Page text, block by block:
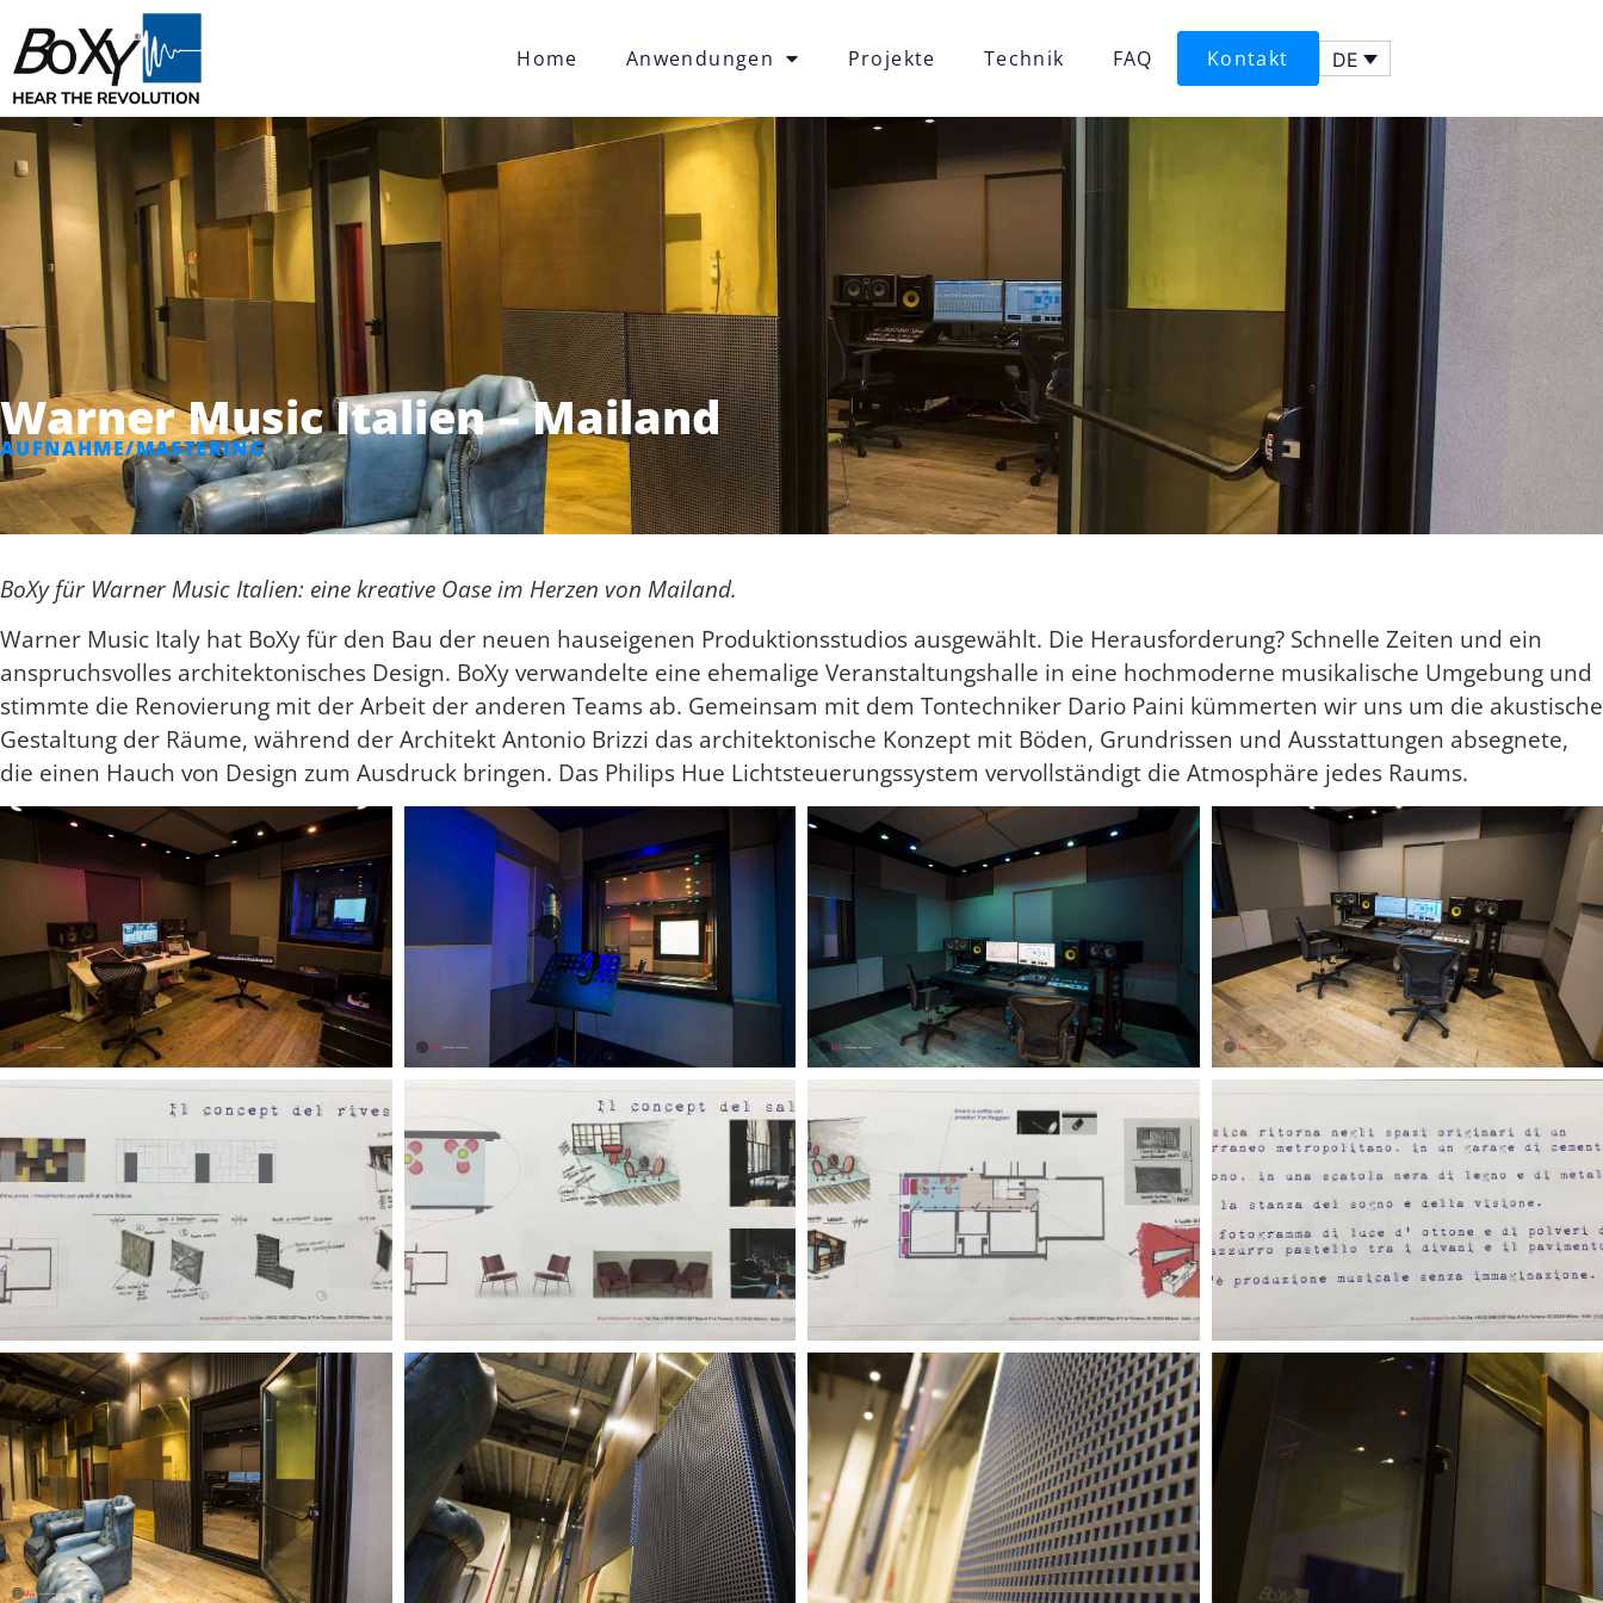
Home Anwendungen Projekte Technik FAQ Kontakt DE
Warner Music Italien – Mailand
AUFNAHME/MASTERING
BoXy für Warner Music Italien: eine kreative Oase im Herzen von Mailand.
Warner Music Italy hat BoXy für den Bau der neuen hauseigenen Produktionsstudios ausgewählt. Die Herausforderung? Schnelle Zeiten und ein
anspruchsvolles architektonisches Design. BoXy verwandelte eine ehemalige Veranstaltungshalle in eine hochmoderne musikalische Umgebung und
stimmte die Renovierung mit der Arbeit der anderen Teams ab. Gemeinsam mit dem Tontechniker Dario Paini kümmerten wir uns um die akustische
Gestaltung der Räume, während der Architekt Antonio Brizzi das architektonische Konzept mit Böden, Grundrissen und Ausstattungen absegnete,
die einen Hauch von Design zum Ausdruck bringen. Das Philips Hue Lichtsteuerungssystem vervollständigt die Atmosphäre jedes Raums.